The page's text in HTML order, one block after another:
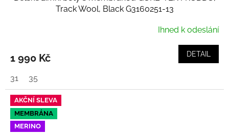
Track Wool, Black G3160251-13
Ihned k odeslání
1 990 Kč DETAIL
31 35
AKČNÍ SLEVA
MEMBRÁNA
MERINO